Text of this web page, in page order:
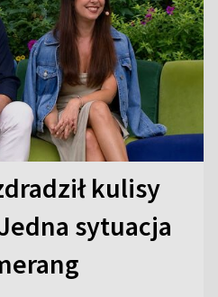
kulisy
sytuacja